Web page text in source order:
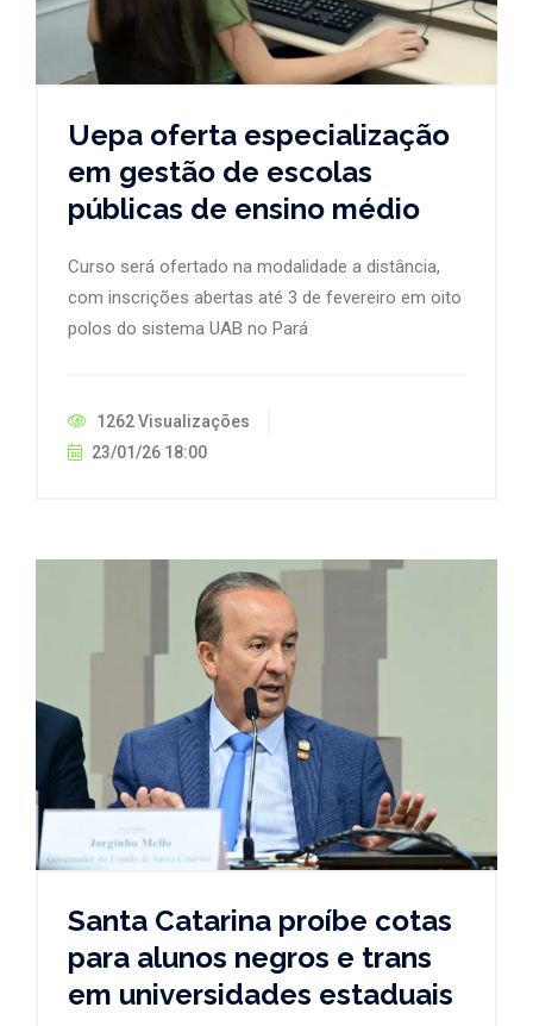
Uepa oferta especialização
em gestão de escolas
públicas de ensino médio
Curso será ofertado na modalidade a distância,
com inscrições abertas até 3 de fevereiro em oito
polos do sistema UAB no Pará
1262 Visualizações
23/01/26 18:00
Santa Catarina proíbe cotas
para alunos negros e trans
em universidades estaduais